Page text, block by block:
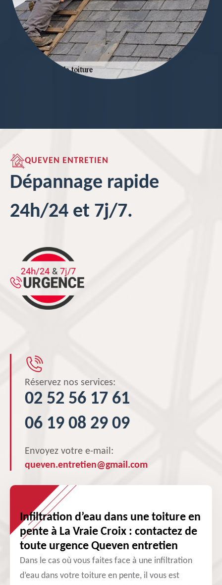
QUEVEN ENTRETIEN
Dépannage rapide
24h/24 et 7j/7.
Réservez nos services:
02 52 56 17 61
06 19 08 29 09
Envoyez votre e-mail:
queven.entretien@gmail.com
Infiltration d’eau dans une toiture en
pente à La Vraie Croix : contactez de
toute urgence Queven entretien
Dans le cas où vous faites face à une infiltration
d’eau dans votre toiture en pente, il vous est